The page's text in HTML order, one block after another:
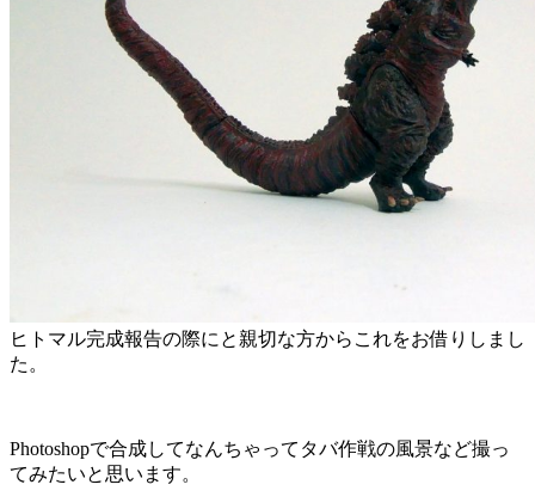
ヒトマル完成報告の際にと親切な方からこれをお借りしまし
た。
Photoshopで合成してなんちゃってタバ作戦の風景など撮っ
てみたいと思います。